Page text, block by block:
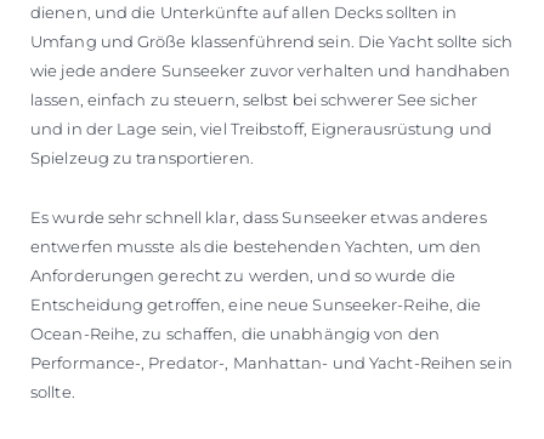
dienen, und die Unterkünfte auf allen Decks sollten in
Umfang und Größe klassenführend sein. Die Yacht sollte sich
wie jede andere Sunseeker zuvor verhalten und handhaben
lassen, einfach zu steuern, selbst bei schwerer See sicher
und in der Lage sein, viel Treibstoff, Eignerausrüstung und
Spielzeug zu transportieren.
Es wurde sehr schnell klar, dass Sunseeker etwas anderes
entwerfen musste als die bestehenden Yachten, um den
Anforderungen gerecht zu werden, und so wurde die
Entscheidung getroffen, eine neue Sunseeker-Reihe, die
Ocean-Reihe, zu schaffen, die unabhängig von den
Performance-, Predator-, Manhattan- und Yacht-Reihen sein
sollte.